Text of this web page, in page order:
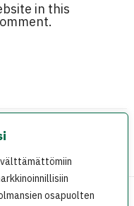
osapuolten
in this
Kuukausi Trumpin voitosta